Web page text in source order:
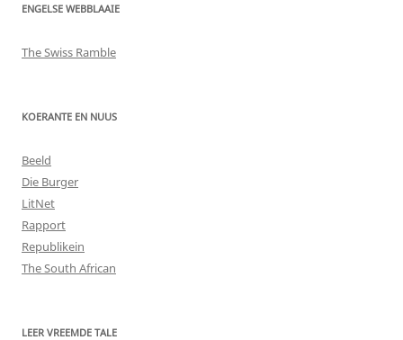
ENGELSE WEBBLAAIE
The Swiss Ramble
KOERANTE EN NUUS
Beeld
Die Burger
LitNet
Rapport
Republikein
The South African
LEER VREEMDE TALE